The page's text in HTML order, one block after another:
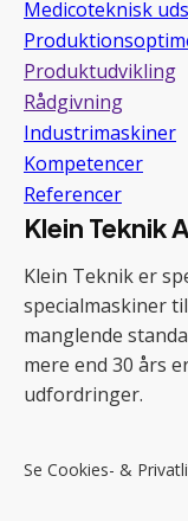
Medicoteknisk
Produktudvikling
Rådgivning
Industrimaskiner
Kompetencer
Referencer
Klein Teknik
Klein Teknik er
specialmaskiner
manglende
mere end 30 års
udfordringer.
Se Cookies- &